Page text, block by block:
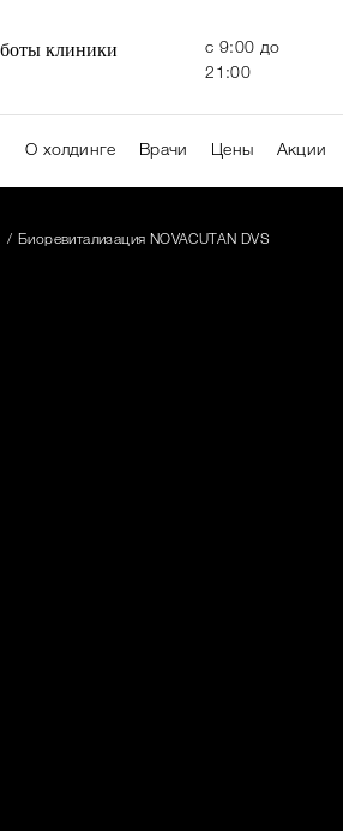
c 9:00 до
21:00
О холдинге Врачи Цены Акции
Биоревитализация NOVACUTAN DVS